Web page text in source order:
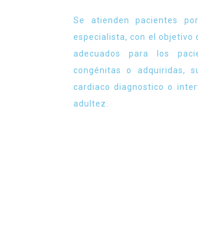
Se atienden pacientes
especialista, con el
adecuados para los
congénitas o adquiridas,
cardiaco diagnostico o
adultez.